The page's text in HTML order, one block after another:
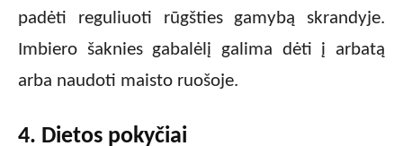
padėti reguliuoti rūgšties gamybą skrandyje.
Imbiero šaknies gabalėlį galima dėti į arbatą
arba naudoti maisto ruošoje.
4. Dietos pokyčiai